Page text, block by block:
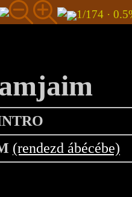
1/174 ·
(rendezd ábécébe)